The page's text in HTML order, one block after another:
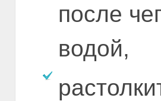
после
водой,